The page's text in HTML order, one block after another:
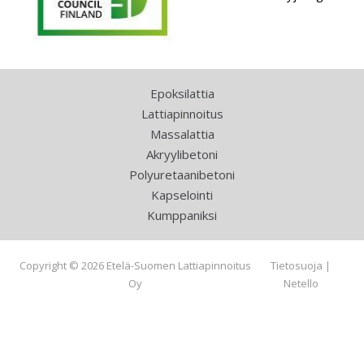
Epoksilattia
Lattiapinnoitus
Massalattia
Akryylibetoni
Polyuretaanibetoni
Kapselointi
Kumppaniksi
Copyright © 2026 Etelä-Suomen Lattiapinnoitus
Oy
Tietosuoja |
Netello